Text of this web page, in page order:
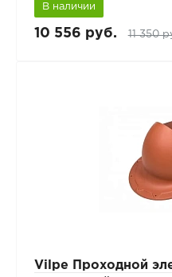
В наличии
10 556 руб. 11 350
Vilpe Проходной